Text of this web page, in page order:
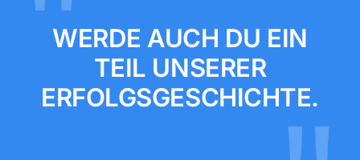
WERDE AUCH DU EIN
TEIL UNSERER
ERFOLGSGESCHICHTE.